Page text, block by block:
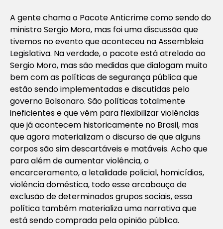
A gente chama o Pacote Anticrime como sendo do
ministro Sergio Moro, mas foi uma discussão que
tivemos no evento que aconteceu na Assembleia
Legislativa. Na verdade, o pacote está atrelado ao
Sergio Moro, mas são medidas que dialogam muito
bem com as políticas de segurança pública que
estão sendo implementadas e discutidas pelo
governo Bolsonaro. São políticas totalmente
ineficientes e que vêm para flexibilizar violências
que já acontecem historicamente no Brasil, mas
que agora materializam o discurso de que alguns
corpos são sim descartáveis e matáveis. Acho que
para além de aumentar violência, o
encarceramento, a letalidade policial, homicídios,
violência doméstica, todo esse arcabouço de
exclusão de determinados grupos sociais, essa
política também materializa uma narrativa que
está sendo comprada pela opinião pública.